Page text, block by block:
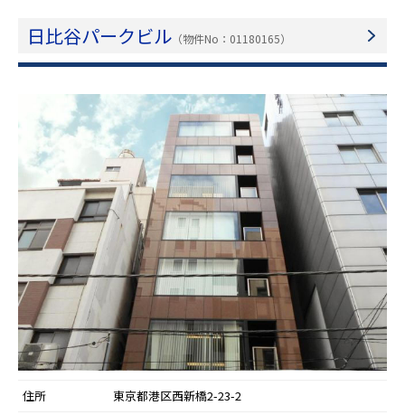
日比谷パークビル （物件No：01180165）
住所
東京都港区西新橋2-23-2